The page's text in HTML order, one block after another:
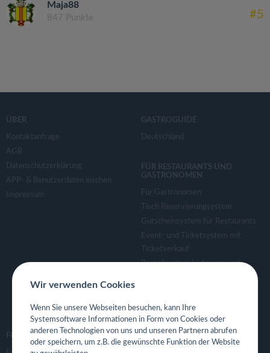
Maja88
847 Punkte #5
ÜBER
Kontaktanfrage
AGB
Datenschutzerklärung
APP- & Benutzerdaten löschen
Impressum
GASTROGUIDE
Deutschland
FÜR RESTAURANTS UND
GASTRONOMEN
Für Gastronomen
Tisch Reservierungsystem
Gutscheinsystem für Restaurants
Event- und Ticketsystem mit
Ticketverkauf
Bestellsystem Lieferung und
Eigene App für Restaurant
FOLGE UNS
Wir verwenden Cookies
Wenn Sie unsere Webseiten besuchen, kann Ihre
Systemsoftware Informationen in Form von Cookies oder
anderen Technologien von uns und unseren Partnern abrufen
oder speichern, um z.B. die gewünschte Funktion der Website